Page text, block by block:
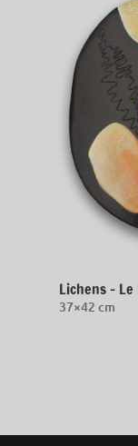
Lichens –
37×42 cm